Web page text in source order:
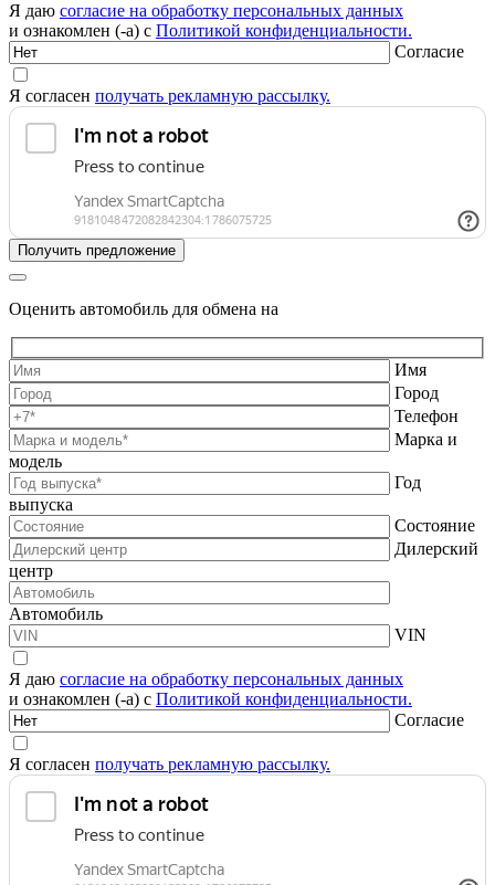
Я даю согласие на обработку персональных данных
и ознакомлен (-а) с Политикой конфиденциальности.
Согласие
Я согласен получать рекламную рассылку.
Оценить автомобиль для обмена на
Имя
Город
Телефон
Марка и
модель
Год
выпуска
Состояние
Дилерский
центр
Автомобиль
VIN
Я даю согласие на обработку персональных данных
и ознакомлен (-а) с Политикой конфиденциальности.
Согласие
Я согласен получать рекламную рассылку.